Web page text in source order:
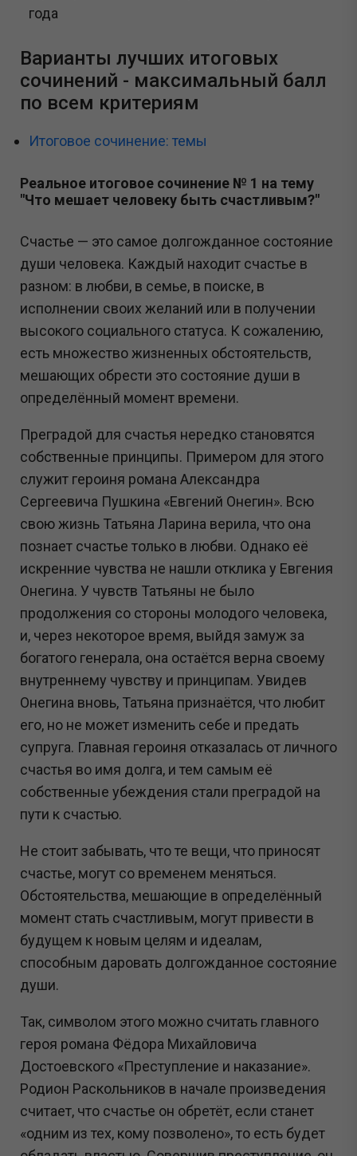
года
Варианты лучших итоговых
сочинений - максимальный балл
по всем критериям
Итоговое сочинение: темы
Реальное итоговое сочинение № 1 на тему
"Что мешает человеку быть счастливым?"
Счастье — это самое долгожданное состояние
души человека. Каждый находит счастье в
разном: в любви, в семье, в поиске, в
исполнении своих желаний или в получении
высокого социального статуса. К сожалению,
есть множество жизненных обстоятельств,
мешающих обрести это состояние души в
определённый момент времени.
Преградой для счастья нередко становятся
собственные принципы. Примером для этого
служит героиня романа Александра
Сергеевича Пушкина «Евгений Онегин». Всю
свою жизнь Татьяна Ларина верила, что она
познает счастье только в любви. Однако её
искренние чувства не нашли отклика у Евгения
Онегина. У чувств Татьяны не было
продолжения со стороны молодого человека,
и, через некоторое время, выйдя замуж за
богатого генерала, она остаётся верна своему
внутреннему чувству и принципам. Увидев
Онегина вновь, Татьяна признаётся, что любит
его, но не может изменить себе и предать
супруга. Главная героиня отказалась от личного
счастья во имя долга, и тем самым её
собственные убеждения стали преградой на
пути к счастью.
Не стоит забывать, что те вещи, что приносят
счастье, могут со временем меняться.
Обстоятельства, мешающие в определённый
момент стать счастливым, могут привести в
будущем к новым целям и идеалам,
способным даровать долгожданное состояние
души.
Так, символом этого можно считать главного
героя романа Фёдора Михайловича
Достоевского «Преступление и наказание».
Родион Раскольников в начале произведения
считает, что счастье он обретёт, если станет
«одним из тех, кому позволено», то есть будет